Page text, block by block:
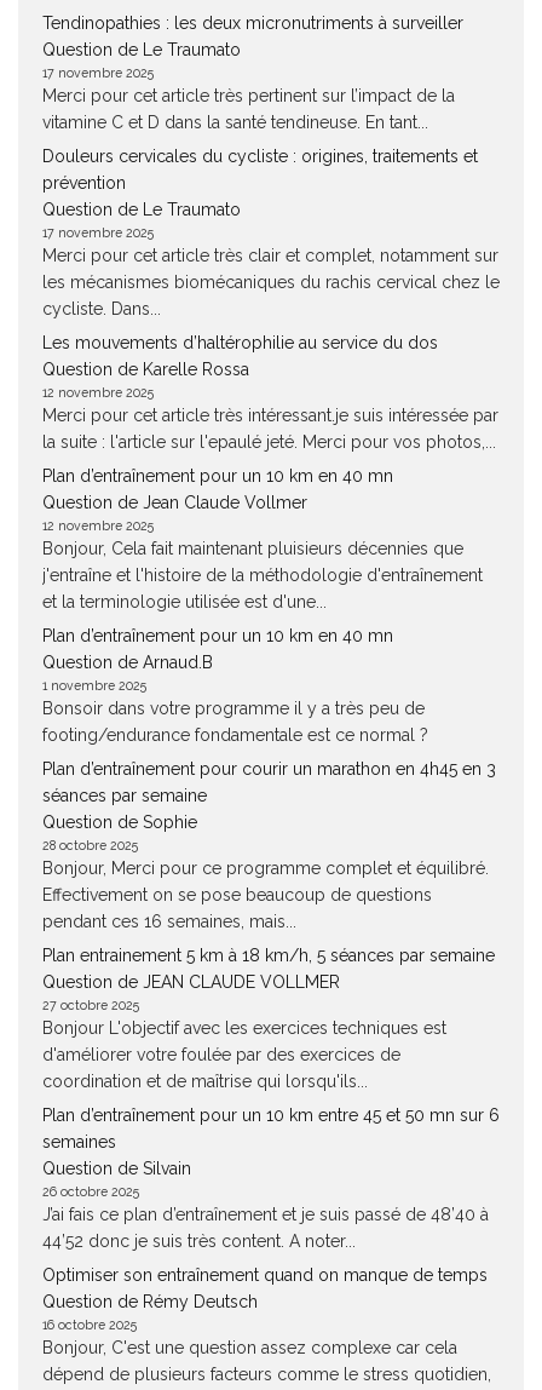
Tendinopathies : les deux micronutriments à surveiller
Question de Le Traumato
17 novembre 2025
Merci pour cet article très pertinent sur l’impact de la
vitamine C et D dans la santé tendineuse. En tant...
Douleurs cervicales du cycliste : origines, traitements et
prévention
Question de Le Traumato
17 novembre 2025
Merci pour cet article très clair et complet, notamment sur
les mécanismes biomécaniques du rachis cervical chez le
cycliste. Dans...
Les mouvements d’haltérophilie au service du dos
Question de Karelle Rossa
12 novembre 2025
Merci pour cet article très intéressant.je suis intéressée par
la suite : l'article sur l'epaulé jeté. Merci pour vos photos,...
Plan d’entraînement pour un 10 km en 40 mn
Question de Jean Claude Vollmer
12 novembre 2025
Bonjour, Cela fait maintenant pluisieurs décennies que
j'entraîne et l'histoire de la méthodologie d'entraînement
et la terminologie utilisée est d'une...
Plan d’entraînement pour un 10 km en 40 mn
Question de Arnaud.B
1 novembre 2025
Bonsoir dans votre programme il y a très peu de
footing/endurance fondamentale est ce normal ?
Plan d’entraînement pour courir un marathon en 4h45 en 3
séances par semaine
Question de Sophie
28 octobre 2025
Bonjour, Merci pour ce programme complet et équilibré.
Effectivement on se pose beaucoup de questions
pendant ces 16 semaines, mais...
Plan entrainement 5 km à 18 km/h, 5 séances par semaine
Question de JEAN CLAUDE VOLLMER
27 octobre 2025
Bonjour L'objectif avec les exercices techniques est
d'améliorer votre foulée par des exercices de
coordination et de maîtrise qui lorsqu'ils...
Plan d’entraînement pour un 10 km entre 45 et 50 mn sur 6
semaines
Question de Silvain
26 octobre 2025
J’ai fais ce plan d’entraînement et je suis passé de 48’40 à
44’52 donc je suis très content. A noter...
Optimiser son entraînement quand on manque de temps
Question de Rémy Deutsch
16 octobre 2025
Bonjour, C'est une question assez complexe car cela
dépend de plusieurs facteurs comme le stress quotidien,